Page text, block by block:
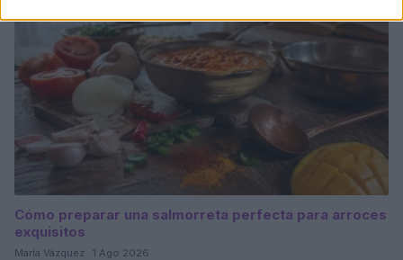
Cómo preparar una salmorreta perfecta para arroces
exquisitos
María Vázquez · 1 Ago 2026